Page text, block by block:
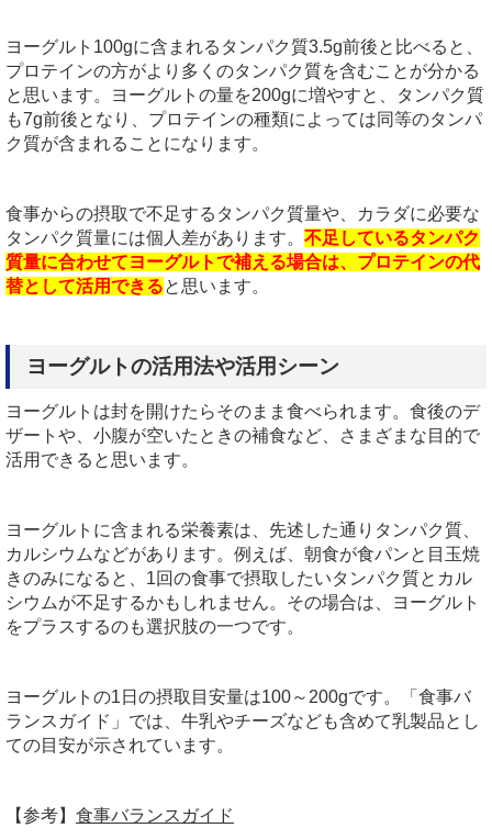
ヨーグルト100gに含まれるタンパク質3.5g前後と比べると、
プロテインの方がより多くのタンパク質を含むことが分かる
と思います。ヨーグルトの量を200gに増やすと、タンパク質
も7g前後となり、プロテインの種類によっては同等のタンパ
ク質が含まれることになります。
食事からの摂取で不足するタンパク質量や、カラダに必要な
タンパク質量には個人差があります。 不足しているタンパク
質量に合わせてヨーグルトで補える場合は、プロテインの代
替として活用できると思います。
ヨーグルトの活用法や活用シーン
ヨーグルトは封を開けたらそのまま食べられます。食後のデ
ザートや、小腹が空いたときの補食など、さまざまな目的で
活用できると思います。
ヨーグルトに含まれる栄養素は、先述した通りタンパク質、
カルシウムなどがあります。例えば、朝食が食パンと目玉焼
きのみになると、1回の食事で摂取したいタンパク質とカル
シウムが不足するかもしれません。その場合は、ヨーグルト
をプラスするのも選択肢の一つです。
ヨーグルトの1日の摂取目安量は100～200gです。「食事バ
ランスガイド」では、牛乳やチーズなども含めて乳製品とし
ての目安が示されています。
【参考】 食事バランスガイド